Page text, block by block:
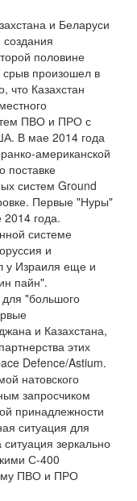
и Беларуси
половине
срыв произошел в
что Казахстан
ПВО и ПРО с
В мае 2014 года
американской
поставке
систем Ground
Первые "Нуры"
2014 года.
системе
и
у Израиля еще и
пайн".
"большого
и Казахстана,
этих
Defence/Astium.
натовского
запросчиком
принадлежности
ситуация для
зеркально
С-400
ПВО и ПРО